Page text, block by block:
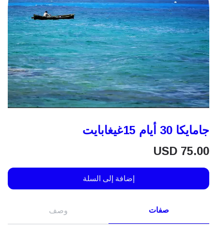
جامايكا 30 أيام 15غيغابايت
USD 75.00
إضافة إلى السلة
صفات وصف